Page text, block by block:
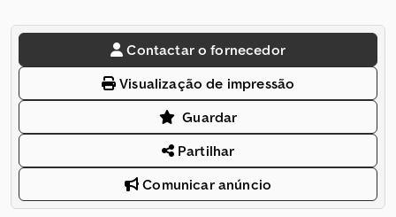
Contactar o fornecedor
Visualização de impressão
Guardar
Partilhar
Comunicar anúncio